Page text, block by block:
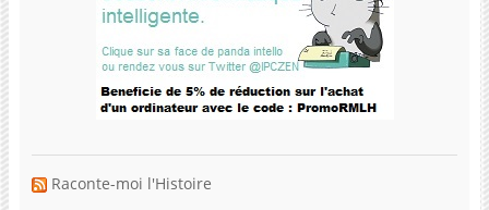
Raconte-moi l'Histoire